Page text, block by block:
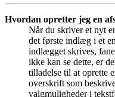
Hvordan opretter jeg en
Når du skriver et nyt
det første indlæg i et
indlægget skrives,
ikke kan se dette, er
tilladelse til at oprette
overskrift som
valgmuligheder i